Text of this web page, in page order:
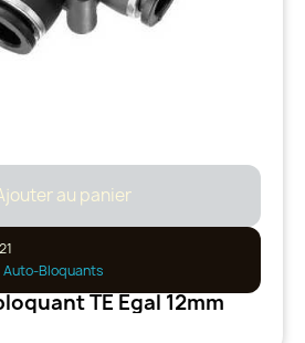
au panier
Bloquants
TE Egal 12mm